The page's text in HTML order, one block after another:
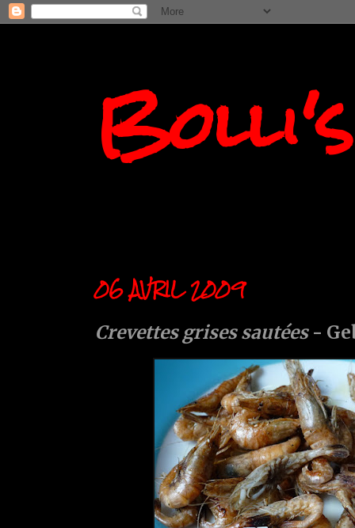
06 AVRIL 2009
Crevettes grises sautées-